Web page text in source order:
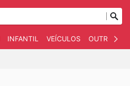
INFANTIL VEÍCULOS OUTROS